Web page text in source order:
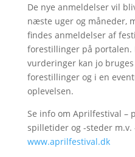
De nye anmeldelser vil
næste uger og måneder,
findes anmeldelser af
forestillinger på portalen.
vurderinger kan jo
forestillinger og i en
oplevelsen.
Se info om Aprilfestival –
spilletider og -steder m.v.
www.aprilfestival.dk